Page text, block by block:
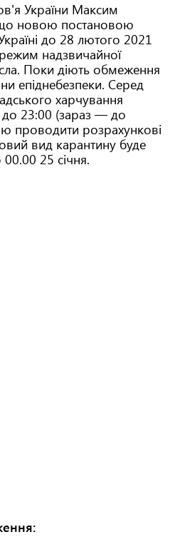
України Максим
новою постановою
до 28 лютого 2021
надзвичайної
Поки діють обмеження
епіднебезпеки. Серед
харчування
23:00 (зараз — до
проводити розрахункові
вид карантину буде
00.00 25 січня.